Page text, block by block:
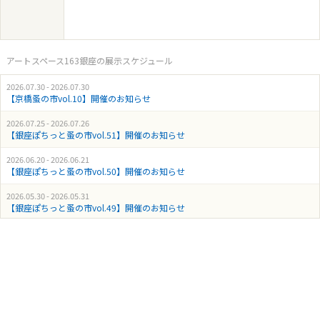
アートスペース163銀座の展示スケジュール
2026.07.30 - 2026.07.30
【京橋蚤の市vol.10】開催のお知らせ
2026.07.25 - 2026.07.26
【銀座ぽちっと蚤の市vol.51】開催のお知らせ
2026.06.20 - 2026.06.21
【銀座ぽちっと蚤の市vol.50】開催のお知らせ
2026.05.30 - 2026.05.31
【銀座ぽちっと蚤の市vol.49】開催のお知らせ